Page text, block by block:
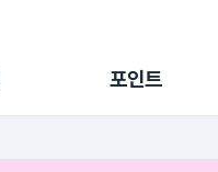
포인트
출석 룰렛
후원